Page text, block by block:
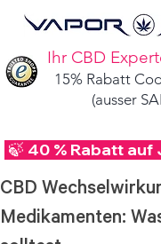
Ihr CBD
15% Rabatt
(ausser
🍃 40 % Rabatt
CBD
Medikamenten: